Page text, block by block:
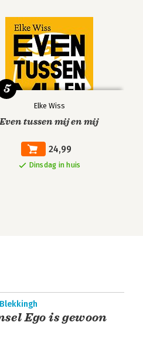
Elke Wiss
Even tussen mij en mij
24,99
Dinsdag in huis
5
Ego is gewoon